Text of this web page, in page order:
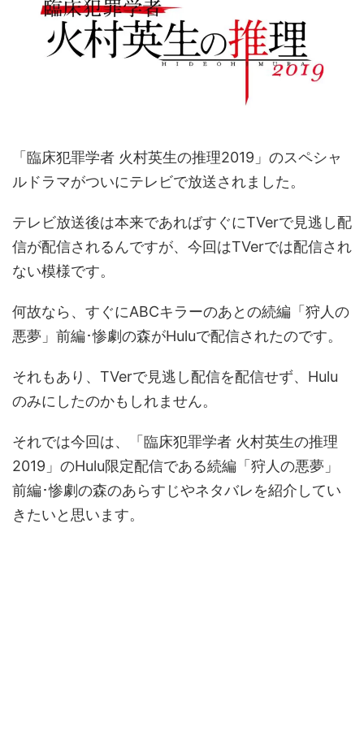
「臨床犯罪学者 火村英生の推理2019」のスペシャ
ルドラマがついにテレビで放送されました。
テレビ放送後は本来であればすぐにTVerで見逃し配
信が配信されるんですが、今回はTVerでは配信され
ない模様です。
何故なら、すぐにABCキラーのあとの続編「狩人の
悪夢」前編･惨劇の森がHuluで配信されたのです。
それもあり、TVerで見逃し配信を配信せず、Hulu
のみにしたのかもしれません。
それでは今回は、「臨床犯罪学者 火村英生の推理
2019」のHulu限定配信である続編「狩人の悪夢」
前編･惨劇の森のあらすじやネタバレを紹介してい
きたいと思います。